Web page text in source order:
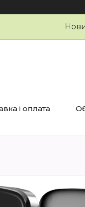
і оплата